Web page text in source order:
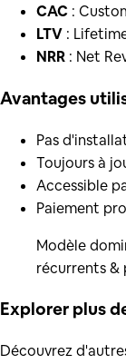
CAC :
LTV :
NRR : Net
Avantages
Pas
Toujours à
Accessible
Paiement
Modèle
récurrents &
Explorer plus
Découvrez